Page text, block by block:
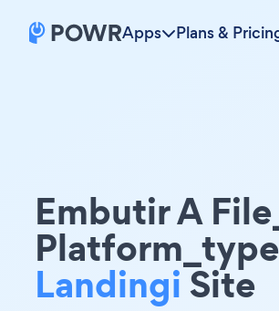
Apps Plans &
Embutir A
LandingiSite